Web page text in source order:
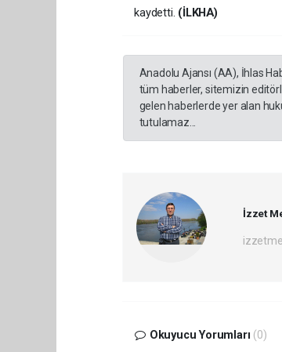
kaydetti. (İLKHA)
Anadolu Ajansı (AA), İhlas
tüm haberler, sitemizin
gelen haberlerde yer alan
tutulamaz...
İzzet
Okuyucu Yorumları (0)